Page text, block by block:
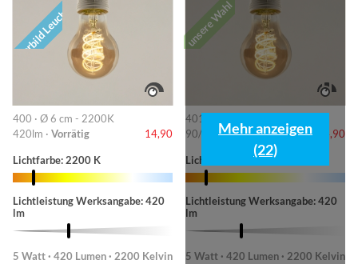
Vorbild Leuchte
400 · Ø 6 cm - 2200K
420lm · Vorrätig 14,90
Lichtfarbe: 2200 K
Lichtleistung Werksangabe: 420
lm
5 Watt · 420 Lumen · 2200 Kelvin
unsere Wahl
401 · 6cm-2200K
90/220/420lm ·Vorrätig 14,90
Lichtfarbe: 2200 K
Lichtleistung Werksangabe: 420
lm
5 Watt · 420 Lumen · 2200 Kelvin
Mehr anzeigen
(22)